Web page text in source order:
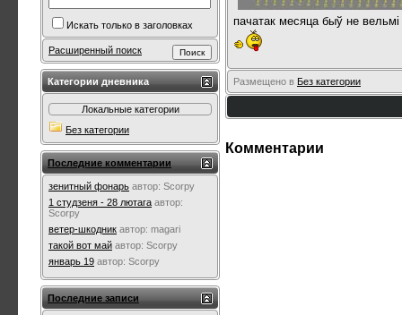
пачатак месяца быў не
Размещено в Без категории
Комментарии
Искать только в заголовках
Расширенный поиск
Категории дневника
Локальные категории
Без категории
Последние комментарии
зенитный фонарь автор: Scorpy
1 студзеня - 28 лютага автор:
Scorpy
ветер-шкодник автор: magari
такой вот май автор: Scorpy
январь 19 автор: Scorpy
Последние записи